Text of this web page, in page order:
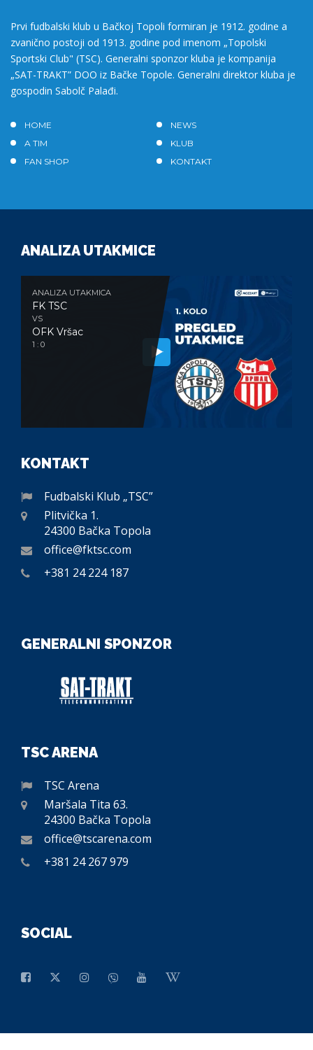
Prvi fudbalski klub u Bačkoj Topoli formiran je 1912. godine a
zvanično postoji od 1913. godine pod imenom „Topolski
Sportski Club" (TSC). Generalni sponzor kluba je kompanija
„SAT-TRAKT” DOO iz Bačke Topole. Generalni direktor kluba je
gospodin Sabolč Palađi.
HOME
NEWS
A TIM
KLUB
FAN SHOP
KONTAKT
ANALIZA UTAKMICE
ANALIZA UTAKMICA
FK TSC
VS
OFK Vršac
1 : 0
KONTAKT
Fudbalski Klub „TSC”
Plitvička 1.
24300 Bačka Topola
office@fktsc.com
+381 24 224 187
GENERALNI SPONZOR
TSC ARENA
TSC Arena
Maršala Tita 63.
24300 Bačka Topola
office@tscarena.com
+381 24 267 979
SOCIAL